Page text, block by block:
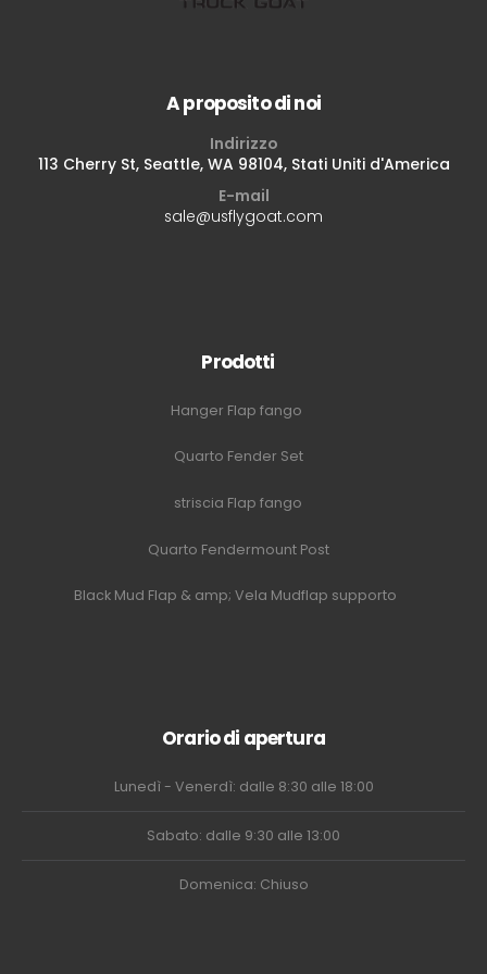
A proposito di noi
Indirizzo
113 Cherry St, Seattle, WA 98104, Stati Uniti d'America
E-mail
sale@usflygoat.com
Prodotti
Hanger Flap fango
Quarto Fender Set
striscia Flap fango
Quarto Fendermount Post
Black Mud Flap & amp; Vela Mudflap supporto
Orario di apertura
Lunedì - Venerdì: dalle 8:30 alle 18:00
Sabato: dalle 9:30 alle 13:00
Domenica: Chiuso